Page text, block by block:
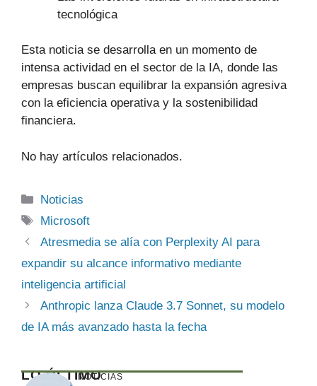
tecnológica
Esta noticia se desarrolla en un momento de
intensa actividad en el sector de la IA, donde las
empresas buscan equilibrar la expansión agresiva
con la eficiencia operativa y la sostenibilidad
financiera.
No hay artículos relacionados.
Categorías
Noticias
Etiquetas
Microsoft
Atresmedia se alía con Perplexity AI para
expandir su alcance informativo mediante
inteligencia artificial
Anthropic lanza Claude 3.7 Sonnet, su modelo
de IA más avanzado hasta la fecha
LO ÚLTIMONOTICIAS